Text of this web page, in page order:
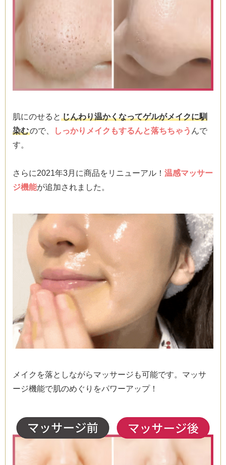
肌にのせると じんわり温かくなってゲルがメイクに馴
染むので、 しっかりメイクもするんと落ちちゃう んで
す。
さらに2021年3月に商品をリニューアル！ 温感マッサー
ジ機能が追加されました。
メイクを落としながらマッサージも可能です。マッサ
ージ機能で肌のめぐりをパワーアップ！